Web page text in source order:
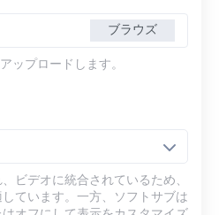
ブラウズ
ップロードします。
ビデオに統合されているため、
ています。一方、ソフトサブは